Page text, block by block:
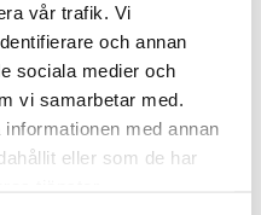
vår trafik. Vi
och annan
sociala medier och
vi samarbetar med.
med annan
eller som de har